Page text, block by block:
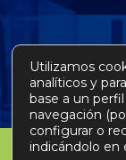
Utilizamos
analíticos y
base a un
navegación
configurar o
indicándolo en